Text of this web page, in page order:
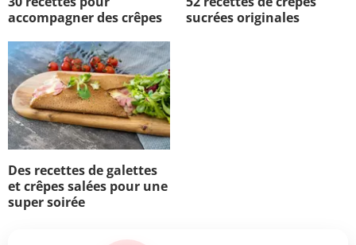
accompagner des crêpes
sucrées originales
Des recettes de galettes
et crêpes salées pour une
super soirée